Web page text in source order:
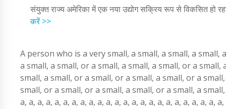
संयुक्त राज्य अमेरिका में एक नया उद्योग सक्रिय रूप से विकसित हो
करें >>
A person who is a very small, a small, a small, a
a small, a small, or a small, a small, a small, or a
small, a small, or a small, or a small, a small, or a
small, or a small, or a small, a small, or a small, a
a, a, a, a, a, a, a, a, a, a, a, a, a, a, a, a, a, a, a, a, a, a, a,